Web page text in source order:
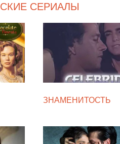
СЕРИАЛЫ
ЗНАМЕНИТОСТЬ